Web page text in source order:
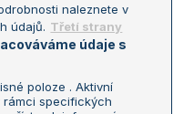
naleznete v
údajů. Třetí strany
údaje s
poloze . Aktivní
rámci specifických